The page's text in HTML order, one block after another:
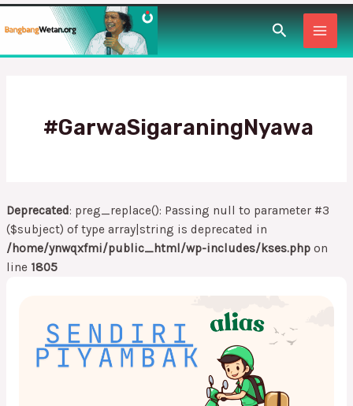
ke
Cari
#GarwaSigaraningNyawa
Deprecated: preg_replace(): Passing null to parameter #3
($subject) of type array|string is deprecated in
/home/ynwqxfmi/public_html/wp-includes/kses.php on
line 1805
Piyambakan